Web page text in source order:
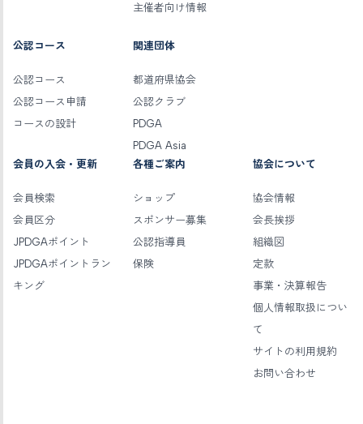
主催者向け情報
公認コース
公認コース
公認コース申請
コースの設計
関連団体
都道府県協会
公認クラブ
PDGA
PDGA Asia
会員の入会・更新
会員検索
会員区分
JPDGAポイント
JPDGAポイントラン
キング
各種ご案内
ショップ
スポンサー募集
公認指導員
保険
協会について
協会情報
会長挨拶
組織図
定款
事業・決算報告
個人情報取扱につい
て
サイトの利用規約
お問い合わせ